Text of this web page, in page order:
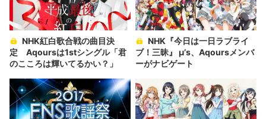
定 Aqoursは1stシングル「君
のこころは輝いてるかい？」
ブ！三昧』 μ’s、Aqoursメンバ
ーがナビゲート